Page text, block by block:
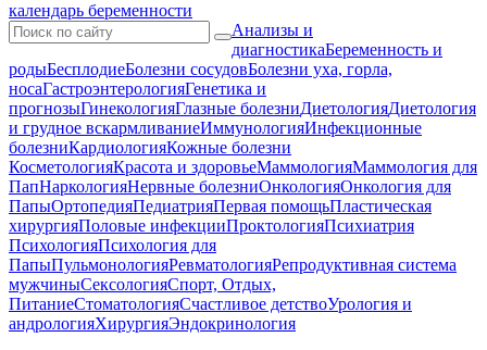
календарь беременности
Анализы и
диагностикаБеременность и
родыБесплодиеБолезни сосудовБолезни уха, горла,
носаГастроэнтерологияГенетика и
прогнозыГинекологияГлазные болезниДиетологияДиетология
и грудное вскармливаниеИммунологияИнфекционные
болезниКардиологияКожные болезни
КосметологияКрасота и здоровьеМаммологияМаммология для
ПапНаркологияНервные болезниОнкологияОнкология для
ПапыОртопедияПедиатрияПервая помощьПластическая
хирургияПоловые инфекцииПроктологияПсихиатрия
ПсихологияПсихология для
ПапыПульмонологияРевматологияРепродуктивная система
мужчиныСексологияСпорт, Отдых,
ПитаниеСтоматологияСчастливое детствоУрология и
андрологияХирургияЭндокринология